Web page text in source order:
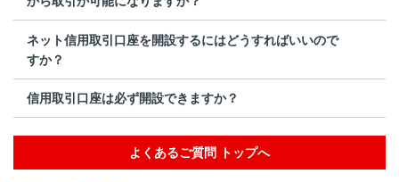
ネット信用取引口座を開設するにはどうすればいいので
すか？
信用取引口座は必ず開設できますか？
よくあるご質問 トップへ